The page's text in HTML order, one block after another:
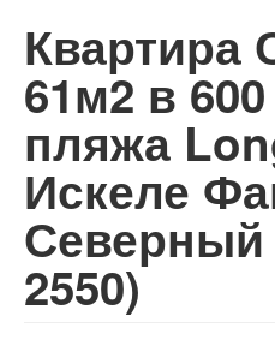
Квартира
61м2 в
пляжа
Искеле
Северный
2550)